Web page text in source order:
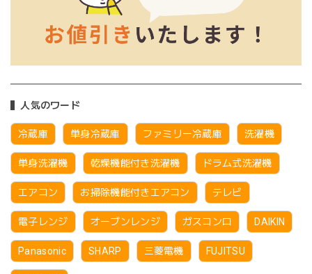
人気のワード
冷蔵庫 単身冷蔵庫 ファミリー冷蔵庫 洗濯機
単身洗濯機 乾燥機能付き洗濯機 ドラム式洗濯機
エアコン お掃除機能付きエアコン テレビ
電子レンジ オーブンレンジ ガスコンロ DAIKIN
Panasonic SHARP 三菱電機 FUJITSU